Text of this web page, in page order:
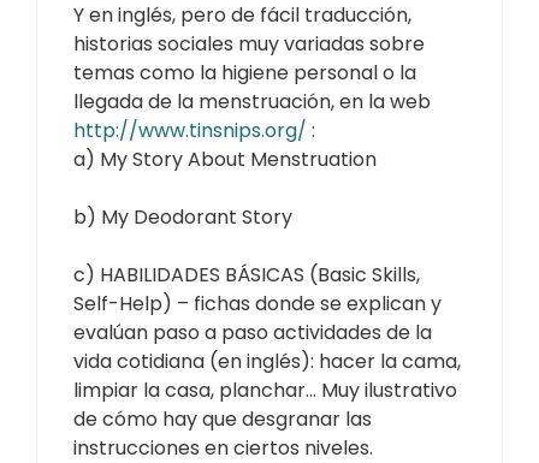
Y en inglés, pero de fácil traducción,
historias sociales muy variadas sobre
temas como la higiene personal o la
llegada de la menstruación, en la web
http://www.tinsnips.org/ :
a) My Story About Menstruation
b) My Deodorant Story
c) HABILIDADES BÁSICAS (Basic Skills,
Self-Help) – fichas donde se explican y
evalúan paso a paso actividades de la
vida cotidiana (en inglés): hacer la cama,
limpiar la casa, planchar… Muy ilustrativo
de cómo hay que desgranar las
instrucciones en ciertos niveles.